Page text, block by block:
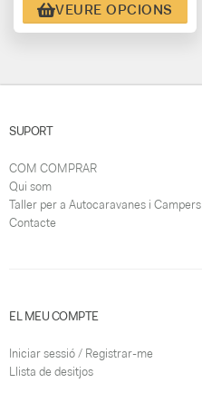
VEURE OPCIONS
SUPORT
COM COMPRAR
Qui som
Taller per a Autocaravanes i Campers
Contacte
EL MEU COMPTE
Iniciar sessió / Registrar-me
Llista de desitjos